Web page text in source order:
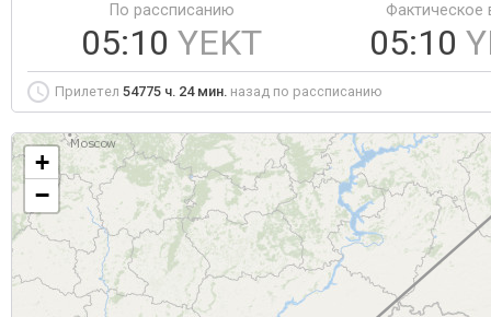
По рассписанию
05:10 YEKT
Фактическое
05:10
Прилетел 54775 ч. 24 мин. назад по рассписанию
+
−